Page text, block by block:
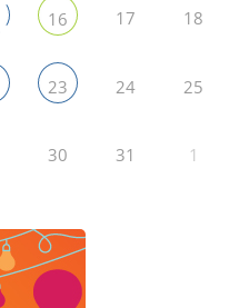
16 17 18
23 24 25
30 31 1